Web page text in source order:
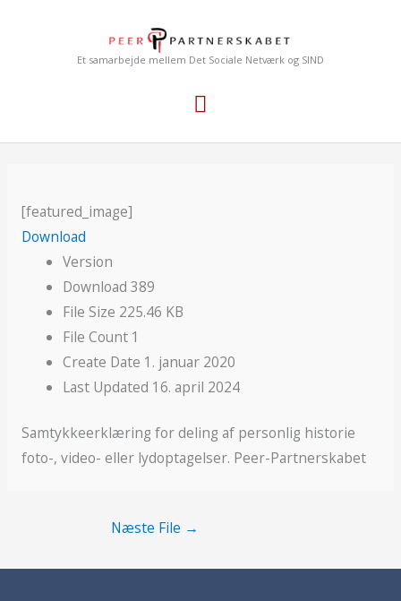
Et samarbejde mellem Det Sociale Netværk og SIND
Hovedmenu
[featured_image]
Download
Version
Download389
File Size 225.46 KB
File Count 1
Create Date 1. januar 2020
Last Updated 16. april 2024
Samtykkeerklæring for deling af personlig historie
foto-, video- eller lydoptagelser. Peer-Partnerskabet
Næste File →